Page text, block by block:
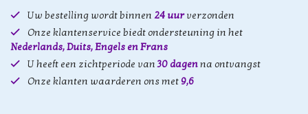
Uw bestelling wordt binnen 24 uurverzonden
Onze klantenservice biedt ondersteuning in het
Nederlands, Duits, Engels en Frans
U heeft een zichtperiode van30 dagenna ontvangst
Onze klanten waarderen ons met 9,6